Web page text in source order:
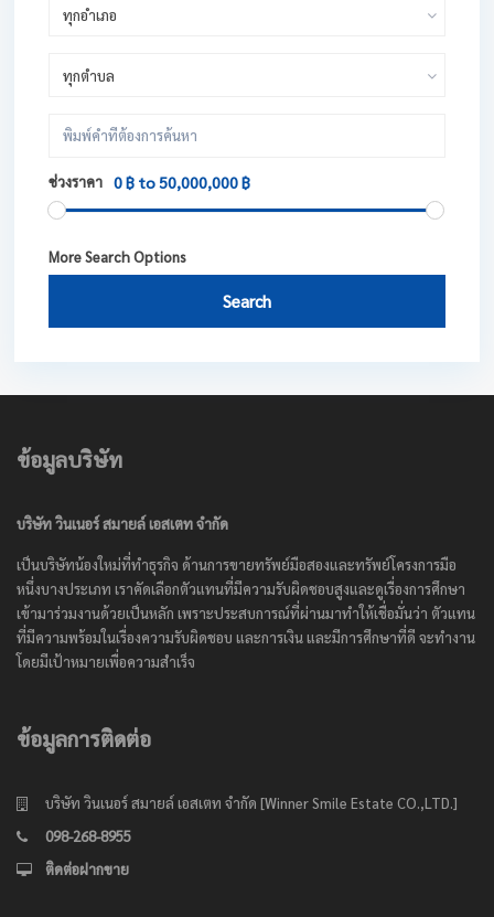
ทุกอำเภอ
ทุกตำบล
ช่วงราคา 0 ฿ to 50,000,000 ฿
More Search Options
Search
ข้อมูลบริษัท
บริษัท วินเนอร์ สมายล์ เอสเตท จำกัด
เป็นบริษัทน้องใหม่ที่ทำธุรกิจ ด้านการขายทรัพย์มือสองและทรัพย์โครงการมือ
หนึ่งบางประเภท เราคัดเลือกตัวแทนที่มีความรับผิดชอบสูงและดูเรื่องการศึกษา
เข้ามาร่วมงานด้วยเป็นหลัก เพราะประสบการณ์ที่ผ่านมาทำให้เชื่อมั่นว่า ตัวแทน
ที่มีความพร้อมในเรื่องความรับผิดชอบ และการเงิน และมีการศึกษาที่ดี จะทำงาน
โดยมีเป้าหมายเพื่อความสำเร็จ
ข้อมูลการติดต่อ
บริษัท วินเนอร์ สมายล์ เอสเตท จำกัด [Winner Smile Estate CO.,LTD.]
098-268-8955
ติดต่อฝากขาย